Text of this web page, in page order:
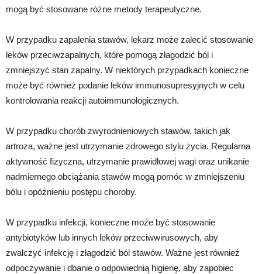
mogą być stosowane różne metody terapeutyczne.
W przypadku zapalenia stawów, lekarz może zalecić stosowanie
leków przeciwzapalnych, które pomogą złagodzić ból i
zmniejszyć stan zapalny. W niektórych przypadkach konieczne
może być również podanie leków immunosupresyjnych w celu
kontrolowania reakcji autoimmunologicznych.
W przypadku chorób zwyrodnieniowych stawów, takich jak
artroza, ważne jest utrzymanie zdrowego stylu życia. Regularna
aktywność fizyczna, utrzymanie prawidłowej wagi oraz unikanie
nadmiernego obciążania stawów mogą pomóc w zmniejszeniu
bólu i opóźnieniu postępu choroby.
W przypadku infekcji, konieczne może być stosowanie
antybiotyków lub innych leków przeciwwirusowych, aby
zwalczyć infekcję i złagodzić ból stawów. Ważne jest również
odpoczywanie i dbanie o odpowiednią higienę, aby zapobiec